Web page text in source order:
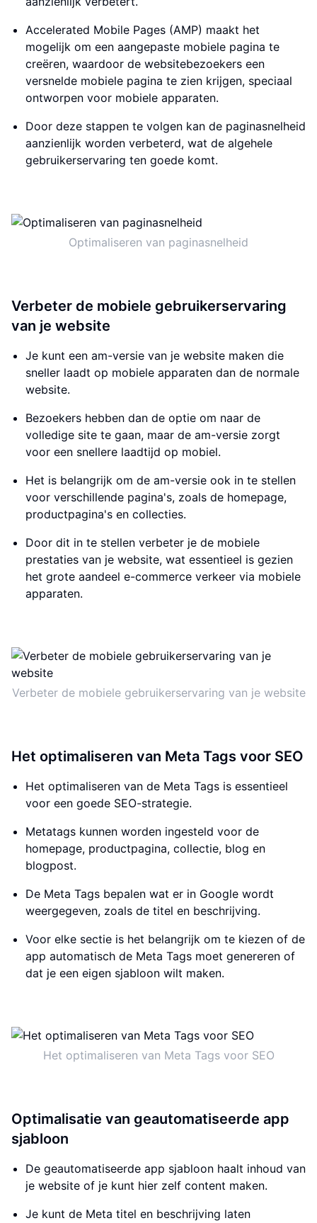
Accelerated Mobile Pages (AMP) maakt het
mogelijk om een aangepaste mobiele pagina te
creëren, waardoor de websitebezoekers een
versnelde mobiele pagina te zien krijgen, speciaal
ontworpen voor mobiele apparaten.
Door deze stappen te volgen kan de paginasnelheid
aanzienlijk worden verbeterd, wat de algehele
gebruikerservaring ten goede komt.
Optimaliseren van paginasnelheid
Verbeter de mobiele gebruikerservaring
van je website
Je kunt een am-versie van je website maken die
sneller laadt op mobiele apparaten dan de normale
website.
Bezoekers hebben dan de optie om naar de
volledige site te gaan, maar de am-versie zorgt
voor een snellere laadtijd op mobiel.
Het is belangrijk om de am-versie ook in te stellen
voor verschillende pagina's, zoals de homepage,
productpagina's en collecties.
Door dit in te stellen verbeter je de mobiele
prestaties van je website, wat essentieel is gezien
het grote aandeel e-commerce verkeer via mobiele
apparaten.
Verbeter de mobiele gebruikerservaring van je website
Het optimaliseren van Meta Tags voor SEO
Het optimaliseren van de Meta Tags is essentieel
voor een goede SEO-strategie.
Metatags kunnen worden ingesteld voor de
homepage, productpagina, collectie, blog en
blogpost.
De Meta Tags bepalen wat er in Google wordt
weergegeven, zoals de titel en beschrijving.
Voor elke sectie is het belangrijk om te kiezen of de
app automatisch de Meta Tags moet genereren of
dat je een eigen sjabloon wilt maken.
Het optimaliseren van Meta Tags voor SEO
Optimalisatie van geautomatiseerde app
sjabloon
De geautomatiseerde app sjabloon haalt inhoud van
je website of je kunt hier zelf content maken.
Je kunt de Meta titel en beschrijving laten